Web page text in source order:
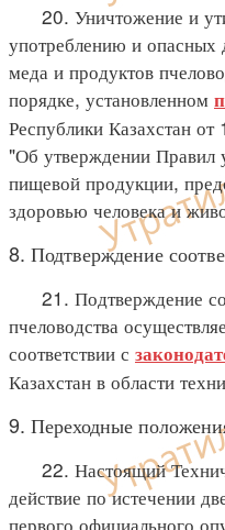
20. Уничтожение и
употреблению и опасных
меда и продуктов
порядке, установленном
Республики Казахстан
"Об утверждении Правил
пищевой продукции,
здоровью человека и
8. Подтверждение
21. Подтверждение
пчеловодства
соответствии с
Казахстан в области
9. Переходные
22. Настоящий
действие по истечении
первого официального